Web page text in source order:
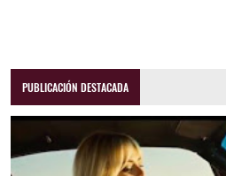
PUBLICACIÓN DESTACADA